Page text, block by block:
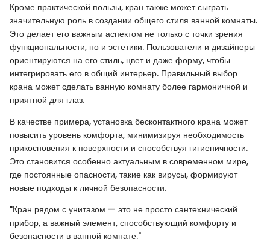
Кроме практической пользы, кран также может сыграть
значительную роль в создании общего стиля ванной комнаты.
Это делает его важным аспектом не только с точки зрения
функциональности, но и эстетики. Пользователи и дизайнеры
ориентируются на его стиль, цвет и даже форму, чтобы
интегрировать его в общий интерьер. Правильный выбор
крана может сделать ванную комнату более гармоничной и
приятной для глаз.
В качестве примера, установка бесконтактного крана может
повысить уровень комфорта, минимизируя необходимость
прикосновения к поверхности и способствуя гигиеничности.
Это становится особенно актуальным в современном мире,
где постоянные опасности, такие как вирусы, формируют
новые подходы к личной безопасности.
"Кран рядом с унитазом — это не просто сантехнический
прибор, а важный элемент, способствующий комфорту и
безопасности в ванной комнате."